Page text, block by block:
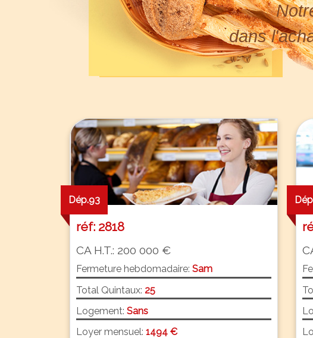
dans
Dép.93
réf: 2818
CA H.T.: 200 000 €
Fermeture hebdomadaire: Sam
Total Quintaux: 25
Logement: Sans
Loyer mensuel: 1494 €